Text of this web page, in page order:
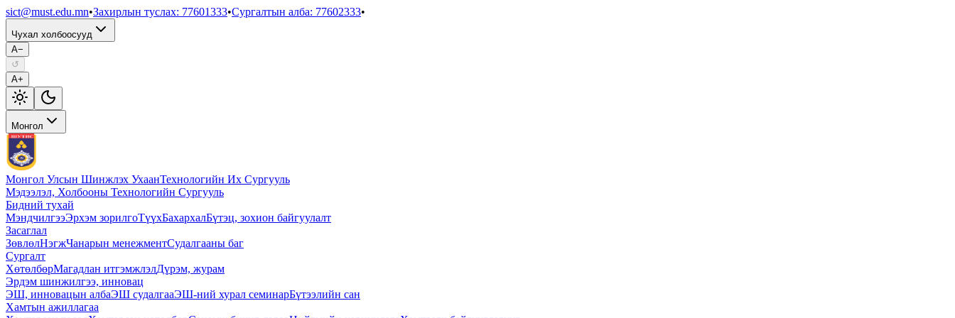
sict@must.edu.mn•Захирлын туслах: 77601333•Сургалтын алба: 77602333•
Чухал холбоосууд
A−
↺
A+
Монгол
Монгол Улсын Шинжлэх УхаанТехнологийн Их Сургууль
Мэдээлэл, Холбооны Технологийн Сургууль
Бидний тухай
МэндчилгээЭрхэм зорилгоТүүхБахархалБүтэц, зохион байгуулалт
Засаглал
ЗөвлөлНэгжЧанарын менежментСудалгааны баг
Сургалт
ХөтөлбөрМагадлан итгэмжлэлДүрэм, журам
Эрдэм шинжилгээ, инновац
ЭШ, инновацын албаЭШ судалгааЭШ-ний хурал семинарБүтээлийн сан
Хамтын ажиллагаа